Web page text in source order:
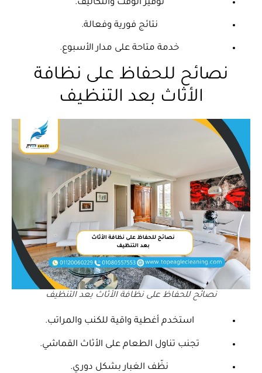
توفير الوقت والتكاليف.
نتائج فورية وفعالة.
خدمة متاحة على مدار الأسبوع.
نصائح للحفاظ على نظافة
الأثاث بعد التنظيف
نصائح للحفاظ على نظافة الأثاث بعد التنظيف
استخدم أغطية واقية للكنب والمراتب.
تجنب تناول الطعام على الأثاث القماشي.
نظّف الغبار بشكل دوري.